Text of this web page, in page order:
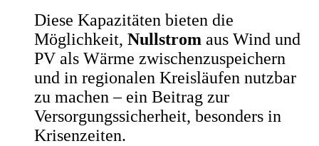
Diese Kapazitäten bieten die
Möglichkeit, Nullstrom aus Wind und
PV als Wärme zwischenzuspeichern
und in regionalen Kreisläufen nutzbar
zu machen – ein Beitrag zur
Versorgungssicherheit, besonders in
Krisenzeiten.